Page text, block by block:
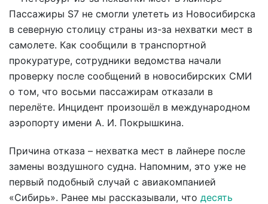
Пассажиры S7 не смогли улететь из Новосибирска
в северную столицу страны из-за нехватки мест в
самолете. Как сообщили в транспортной
прокуратуре, сотрудники ведомства начали
проверку после сообщений в новосибирских СМИ
о том, что восьми пассажирам отказали в
перелёте. Инцидент произошёл в международном
аэропорту имени А. И. Покрышкина.
Причина отказа – нехватка мест в лайнере после
замены воздушного судна. Напомним, это уже не
первый подобный случай с авиакомпанией
«Сибирь». Ранее мы рассказывали, что десять